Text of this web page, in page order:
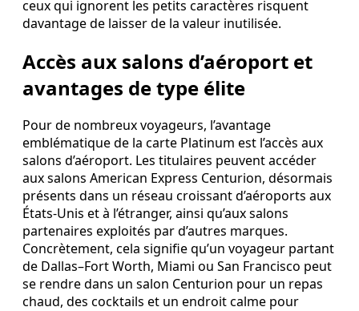
ceux qui ignorent les petits caractères risquent
davantage de laisser de la valeur inutilisée.
Accès aux salons d’aéroport et
avantages de type élite
Pour de nombreux voyageurs, l’avantage
emblématique de la carte Platinum est l’accès aux
salons d’aéroport. Les titulaires peuvent accéder
aux salons American Express Centurion, désormais
présents dans un réseau croissant d’aéroports aux
États-Unis et à l’étranger, ainsi qu’aux salons
partenaires exploités par d’autres marques.
Concrètement, cela signifie qu’un voyageur partant
de Dallas–Fort Worth, Miami ou San Francisco peut
se rendre dans un salon Centurion pour un repas
chaud, des cocktails et un endroit calme pour